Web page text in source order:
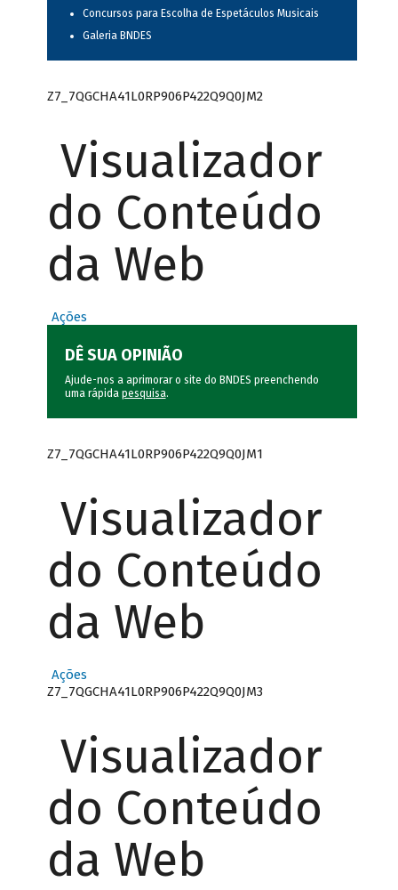
Concursos para Escolha de Espetáculos Musicais
Galeria BNDES
Z7_7QGCHA41L0RP906P422Q9Q0JM2
Visualizador
do Conteúdo
da Web
Ações
DÊ SUA OPINIÃO
Ajude-nos a aprimorar o site do BNDES preenchendo
uma rápida pesquisa.
Z7_7QGCHA41L0RP906P422Q9Q0JM1
Visualizador
do Conteúdo
da Web
Ações
Z7_7QGCHA41L0RP906P422Q9Q0JM3
Visualizador
do Conteúdo
da Web